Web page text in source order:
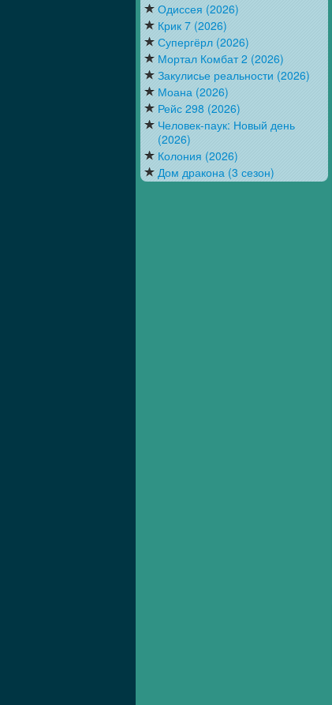
Одиссея (2026)
Крик 7 (2026)
Супергёрл (2026)
Мортал Комбат 2 (2026)
Закулисье реальности (2026)
Моана (2026)
Рейс 298 (2026)
Человек-паук: Новый день
(2026)
Колония (2026)
Дом дракона (3 сезон)